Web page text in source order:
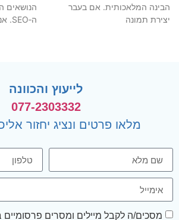
הבינה המלאכותית. אם בעבר
יצירת תמונה
הנושאים
ה‑SEO. אנחנו ב־יוסי
לייעוץ והכוונה
077-2303332
מלאו פרטים ונציג יחזור
מסכים/ה לקבל מיילים ומסרים